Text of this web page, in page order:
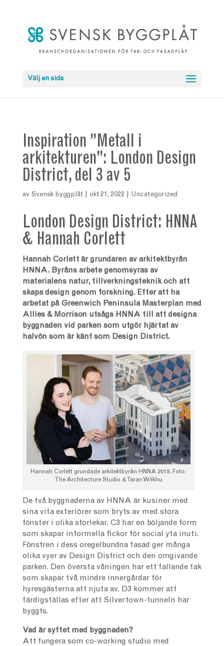
Välj en sida
Inspiration ”Metall i
arkitekturen”: London Design
District, del 3 av 5
av Svensk byggplåt| okt 21, 2022 Uncategorized
London Design District: HNNA
& Hannah Corlett
Hannah Corlett är grundaren av arkitektbyrån
HNNA. Byråns arbete genomsyras av
materialens natur, tillverkningsteknik och att
skapa design genom forskning. Efter att ha
arbetat på Greenwich Peninsula Masterplan med
Allies & Morrison utsågs HNNA till att designa
byggnaden vid parken som utgör hjärtat av
halvön som är känt som Design District.
Hannah Corlett grundade arkitektbyrån HNNA 2019. Foto:
The Architecture Studio & Taran Wilkhu
De två byggnaderna av HNNA är kusiner med
sina vita exteriörer som bryts av med stora
fönster i olika storlekar. C3 har en böljande form
som skapar informella fickor för social yta inuti.
Fönstren i dess oregelbundna fasad ger många
olika vyer av Design District och den omgivande
parken. Den översta våningen har ett fallande tak
som skapar två mindre innergårdar för
hyresgästerna att njuta av. D3 kommer att
färdigställas efter att Silvertown-tunneln har
byggts.
Vad är syftet med byggnaden?
Att fungera som co-working studio med